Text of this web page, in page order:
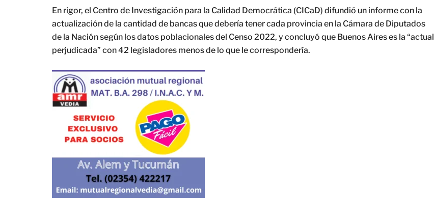
En rigor, el Centro de Investigación para la Calidad Democrática (CICaD) difundió un informe con la
actualización de la cantidad de bancas que debería tener cada provincia en la Cámara de Diputados
de la Nación según los datos poblacionales del Censo 2022, y concluyó que Buenos Aires es la “actual
perjudicada” con 42 legisladores menos de lo que le correspondería.